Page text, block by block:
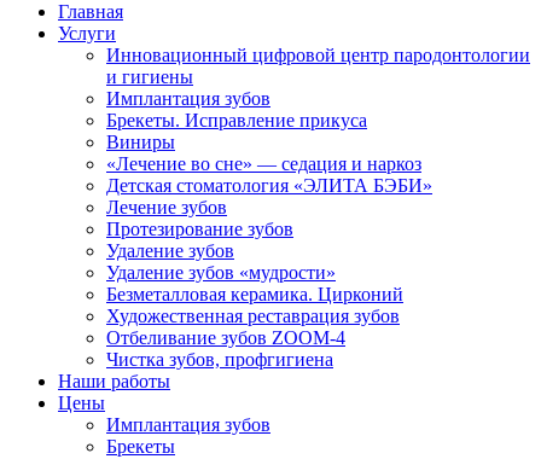
Главная
Услуги
Инновационный цифровой центр пародонтологии
и гигиены
Имплантация зубов
Брекеты. Исправление прикуса
Виниры
«Лечение во сне» — седация и наркоз
Детская стоматология «ЭЛИТА БЭБИ»
Лечение зубов
Протезирование зубов
Удаление зубов
Удаление зубов «мудрости»
Безметалловая керамика. Цирконий
Художественная реставрация зубов
Отбеливание зубов ZOOM-4
Чистка зубов, профгигиена
Наши работы
Цены
Имплантация зубов
Брекеты